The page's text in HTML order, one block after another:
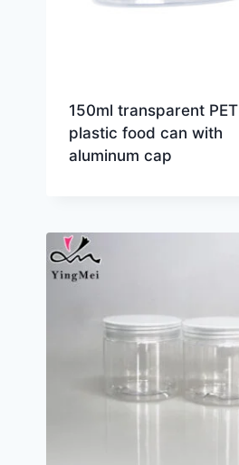
150ml transparent PET
plastic food can with
aluminum cap